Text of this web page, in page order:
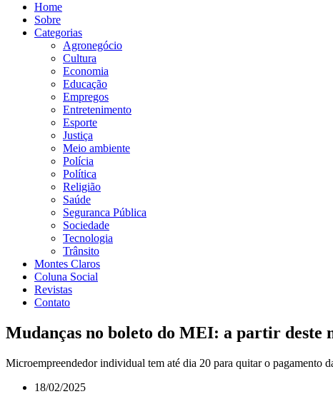
Home
Sobre
Categorias
Agronegócio
Cultura
Economia
Educação
Empregos
Entretenimento
Esporte
Justiça
Meio ambiente
Polícia
Política
Religião
Saúde
Seguranca Pública
Sociedade
Tecnologia
Trânsito
Montes Claros
Coluna Social
Revistas
Contato
Mudanças no boleto do MEI: a partir deste
Microempreendedor individual tem até dia 20 para quitar o pagamento
18/02/2025